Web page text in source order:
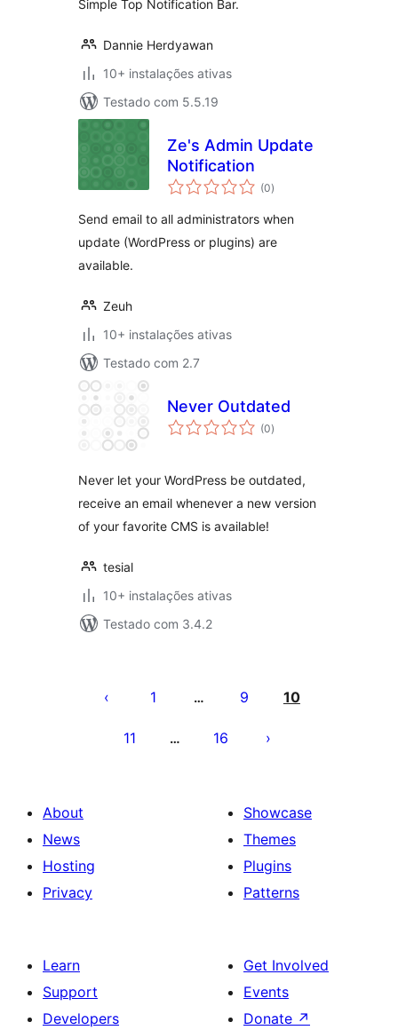
Simple Top Notification Bar.
Dannie Herdyawan
10+ instalações ativas
Testado com 5.5.19
Ze's Admin Update
Notification
(0avaliações
totais
)
Send email to all administrators when
update (WordPress or plugins) are
available.
Zeuh
10+ instalações ativas
Testado com 2.7
Never Outdated
(0avaliações
totais
)
Never let your WordPress be outdated,
receive an email whenever a new version
of your favorite CMS is available!
tesial
10+ instalações ativas
Testado com 3.4.2
pagination
1 … 9 10
11 … 16
About
News
Hosting
Privacy
Showcase
Themes
Plugins
Patterns
Learn
Support
Developers
Get Involved
Events
Donate ↗